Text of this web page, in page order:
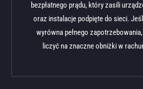
bezpłatnego prądu, który zasili
oraz instalacje podpięte do sieci.
wyrówna pełnego
liczyć na znaczne obniżki w